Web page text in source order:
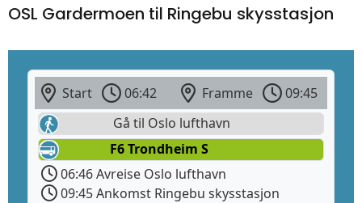
OSL Gardermoen til Ringebu skysstasjon
Start 06:42 Framme
09:45
Gå til Oslo lufthavn
F6 Trondheim S
06:46 Avreise Oslo lufthavn
09:45 Ankomst Ringebu skysstasjon